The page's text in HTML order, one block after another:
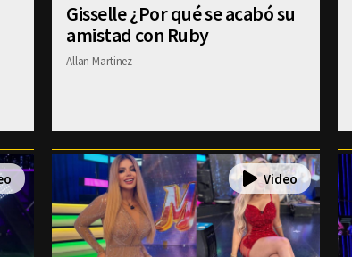
Gisselle ¿Por qué se acabó su
amistad con Ruby
Allan Martinez